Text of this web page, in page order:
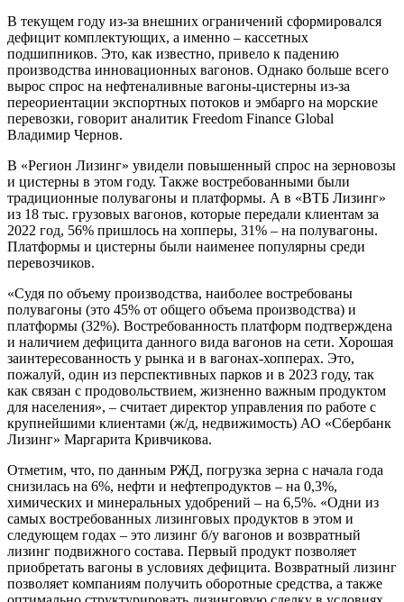
В текущем году из-за внешних ограничений сформировался
дефицит комплектующих, а именно – кассетных
подшипников. Это, как известно, привело к падению
производства инновационных вагонов. Однако больше всего
вырос спрос на нефтеналивные вагоны-цистерны из-за
переориентации экспортных потоков и эмбарго на морские
перевозки, говорит аналитик Freedom Finance Global
Владимир Чернов.
В «Регион Лизинг» увидели повышенный спрос на зерновозы
и цистерны в этом году. Также востребованными были
традиционные полувагоны и платформы. А в «ВТБ Лизинг»
из 18 тыс. грузовых вагонов, которые передали клиентам за
2022 год, 56% пришлось на хопперы, 31% – на полувагоны.
Платформы и цистерны были наименее популярны среди
перевозчиков.
«Судя по объему производства, наиболее востребованы
полувагоны (это 45% от общего объема производства) и
платформы (32%). Востребованность платформ подтверждена
и наличием дефицита данного вида вагонов на сети. Хорошая
заинтересованность у рынка и в вагонах-хопперах. Это,
пожалуй, один из перспективных парков и в 2023 году, так
как связан с продовольствием, жизненно важным продуктом
для населения», – считает директор управления по работе с
крупнейшими клиентами (ж/д, недвижимость) АО «Сбербанк
Лизинг» Маргарита Кривчикова.
Отметим, что, по данным РЖД, погрузка зерна с начала года
снизилась на 6%, нефти и нефтепродуктов – на 0,3%,
химических и минеральных удобрений – на 6,5%. «Одни из
самых востребованных лизинговых продуктов в этом и
следующем годах – это лизинг б/у вагонов и возвратный
лизинг подвижного состава. Первый продукт позволяет
приобретать вагоны в условиях дефицита. Возвратный лизинг
позволяет компаниям получить оборотные средства, а также